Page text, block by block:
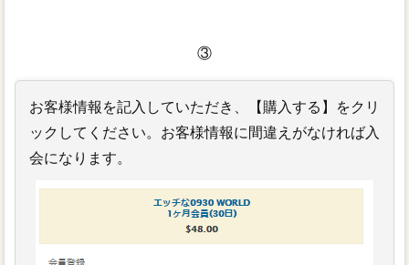
③
お客様情報を記入していただき、【購入する】をクリ
ックしてください。お客様情報に間違えがなければ入
会になります。